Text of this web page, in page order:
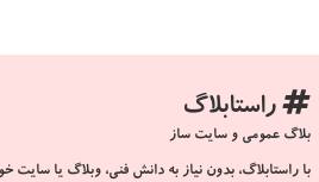
راستابلاگ
بلاگ عمومی و سایت ساز
با راستابلاگ، بدون نیاز به دانش فنی، وبلاگ یا سایت